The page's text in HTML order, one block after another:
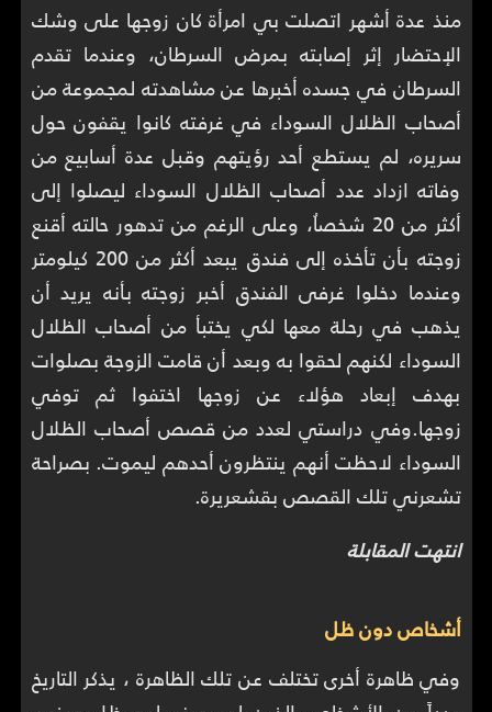
منذ عدة أشهر اتصلت بي امرأة كان زوجها على وشك
الإحتضار إثر إصابته بمرض السرطان، وعندما تقدم
السرطان في جسده أخبرها عن مشاهدته لمجموعة من
أصحاب الظلال السوداء في غرفته كانوا يقفون حول
سريره، لم يستطع أحد رؤيتهم وقبل عدة أسابيع من
وفاته ازداد عدد أصحاب الظلال السوداء ليصلوا إلى
أكثر من 20 شخصاُ، وعلى الرغم من تدهور حالته أقنع
زوجته بأن تأخذه إلى فندق يبعد أكثر من 200 كيلومتر
وعندما دخلوا غرفى الفندق أخبر زوجته بأنه يريد أن
يذهب في رحلة معها لكي يختبأ من أصحاب الظلال
السوداء لكنهم لحقوا به وبعد أن قامت الزوجة بصلوات
بهدف إبعاد هؤلاء عن زوجها اختفوا ثم توفي
زوجها.وفي دراستي لعدد من قصص أصحاب الظلال
السوداء لاحظت أنهم ينتظرون أحدهم ليموت. بصراحة
تشعرني تلك القصص بقشعريرة.
انتهت المقابلة
أشخاص دون ظل
وفي ظاهرة أخرى تختلف عن تلك الظاهرة ، يذكر التاريخ